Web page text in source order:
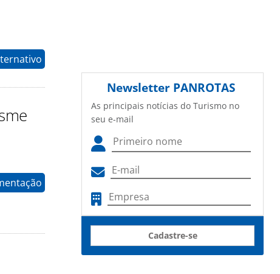
Newsletter PANROTAS
As principais notícias do Turismo no
seu e-mail
Cadastre-se